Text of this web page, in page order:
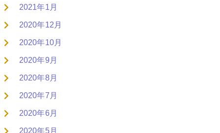
2021年1月
2020年12月
2020年10月
2020年9月
2020年8月
2020年7月
2020年6月
2020年5月